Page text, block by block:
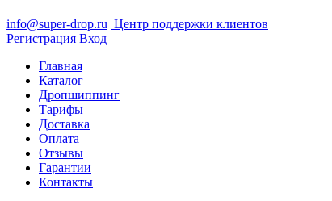
info@super-drop.ru Центр поддержки клиентов
Регистрация Вход
Главная
Каталог
Дропшиппинг
Тарифы
Доставка
Оплата
Отзывы
Гарантии
Контакты